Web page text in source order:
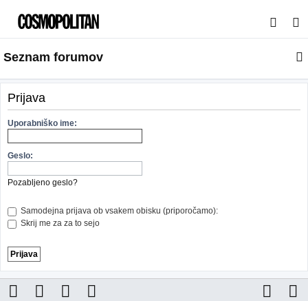
s
a
j
Seznam forumov
Prijava
Uporabniško ime:
Geslo:
Pozabljeno geslo?
Samodejna prijava ob vsakem obisku (priporočamo):
Skrij me za za to sejo